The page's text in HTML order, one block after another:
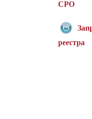
СРО
реестра